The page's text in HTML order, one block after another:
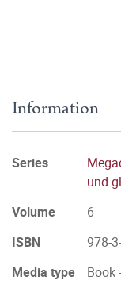
Information
Series
und
Volume
6
ISBN
978-
Media type
Book